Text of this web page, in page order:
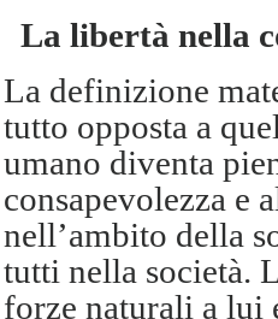
La libertà nella
La definizione
tutto opposta a
umano diventa
consapevolezza e
nell’ambito della
tutti nella società.
forze naturali a lui